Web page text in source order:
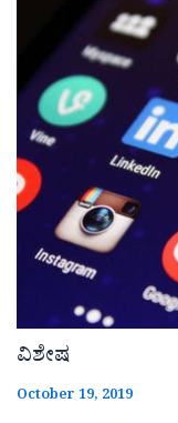
ವಿಶೇಷ
October 19, 2019